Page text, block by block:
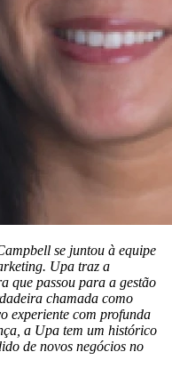
se juntou à equipe
Upa traz a
que passou para a gestão
chamada como
experiente com profunda
a Upa tem um histórico
de novos negócios no